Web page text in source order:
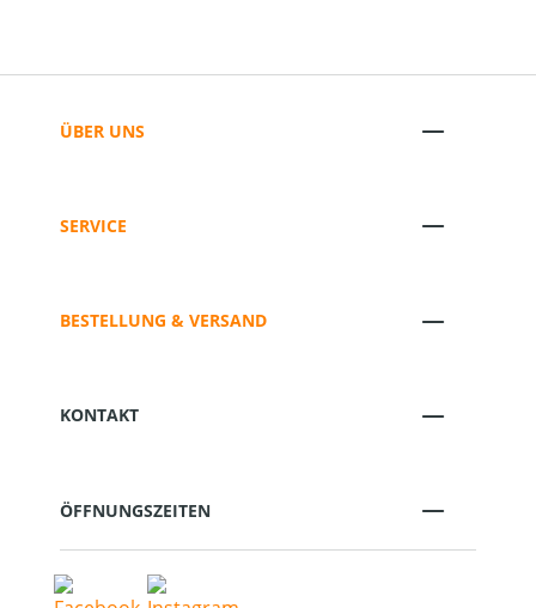
ÜBER UNS
SERVICE
BESTELLUNG & VERSAND
KONTAKT
ÖFFNUNGSZEITEN